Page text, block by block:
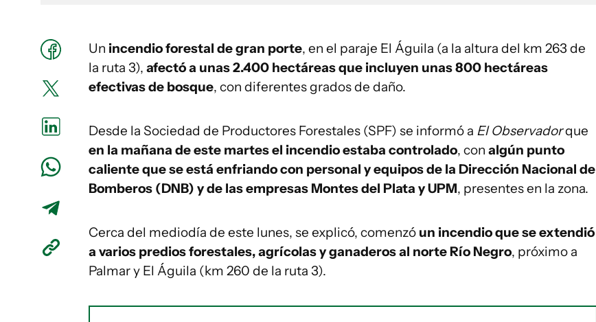
Un incendio forestal de gran porte, en el paraje El Águila (a la altura del km 263 de
la ruta 3), afectó a unas 2.400 hectáreas que incluyen unas 800 hectáreas
efectivas de bosque, con diferentes grados de daño.
Desde la Sociedad de Productores Forestales (SPF) se informó a El Observadorque
en la mañana de este martes el incendio estaba controlado, con algún punto
caliente que se está enfriando con personal y equipos de la Dirección Nacional de
Bomberos (DNB) y de las empresas Montes del Plata y UPM, presentes en la zona.
Cerca del mediodía de este lunes, se explicó, comenzó un incendio que se extendió
a varios predios forestales, agrícolas y ganaderos al norte Río Negro, próximo a
Palmar y El Águila (km 260 de la ruta 3).